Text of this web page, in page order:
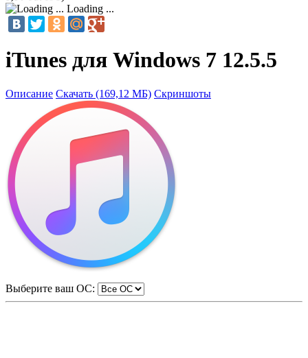
Loading ...
iTunes для Windows 7 12.5.5
Описание Скачать (169,12 МБ) Скриншоты
Выберите ваш ОС: